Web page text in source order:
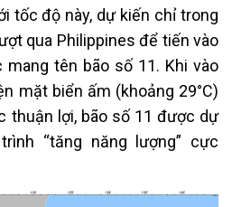
tốc độ này, dự kiến chỉ trong
qua Philippines để tiến vào
tên bão số 11. Khi vào
mặt biển ấm (khoảng 29°C)
thuận lợi, bão số 11 được dự
“tăng năng lượng” cực